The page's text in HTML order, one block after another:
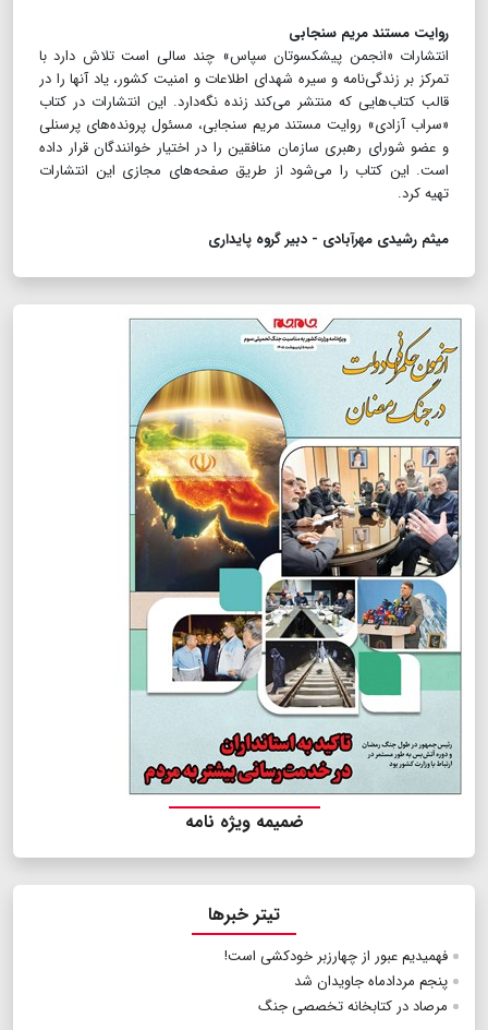
روایت مستند مریم سنجابی
انتشارات «انجمن پیشکسوتان سپاس» چند سالی است تلاش دارد با
تمرکز بر زندگی‌نامه و سیره شهدای اطلاعات و امنیت کشور، یاد آنها را در
قالب کتاب‌هایی که منتشر می‌کند زنده نگه‌دارد. این انتشارات در کتاب
«سراب آزادی» روایت مستند مریم سنجابی، مسئول پرونده‌های پرسنلی
و عضو شورای رهبری سازمان منافقین را در اختیار خوانندگان قرار داده
است. این کتاب را می‌شود از طریق صفحه‌های مجازی این انتشارات
تهیه کرد.
میثم رشیدی مهرآبادی - دبیر گروه پایداری
ضمیمه ویژه نامه
تیتر خبرها
فهمیدیم عبور از چهارزبر خودکشی است!
پنجم مردادماه جاویدان شد
مرصاد در کتابخانه تخصصی جنگ